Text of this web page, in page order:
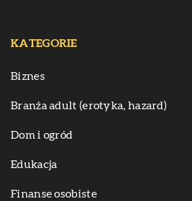
KATEGORIE
Biznes
Branża adult (erotyka, hazard)
Dom i ogród
Edukacja
Finanse osobiste